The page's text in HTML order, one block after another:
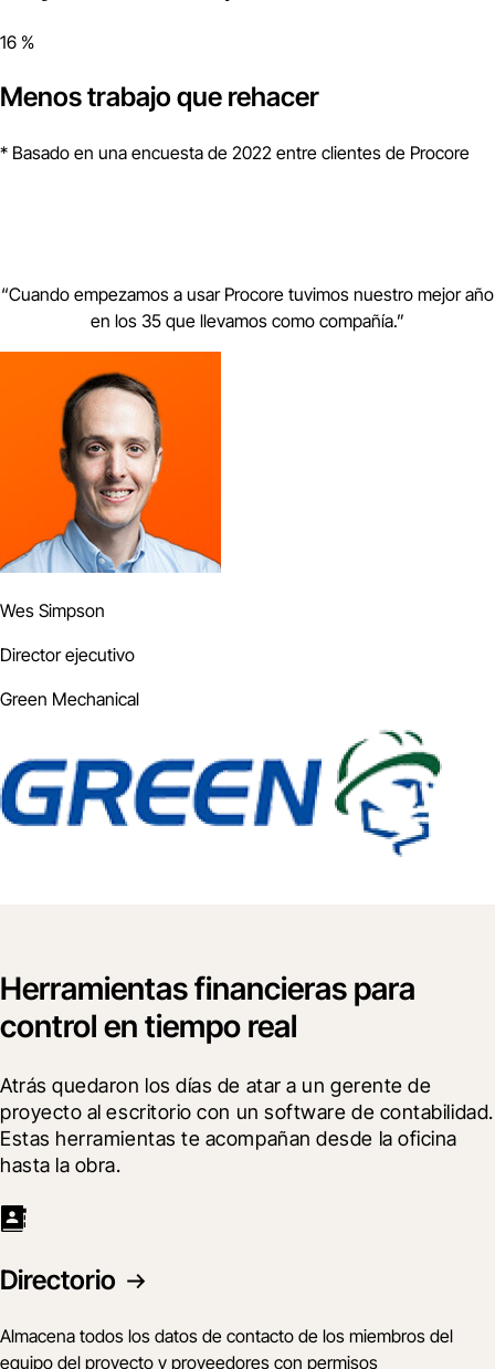
16 %
Menos trabajo que rehacer
* Basado en una encuesta de 2022 entre clientes de Procore
“Cuando empezamos a usar Procore tuvimos nuestro mejor año
en los 35 que llevamos como compañía.”
Wes Simpson
Director ejecutivo
Green Mechanical
Herramientas financieras para
control en tiempo real
Atrás quedaron los días de atar a un gerente de
proyecto al escritorio con un software de contabilidad.
Estas herramientas te acompañan desde la oficina
hasta la obra.
Directorio
Almacena todos los datos de contacto de los miembros del
equipo del proyecto y proveedores con permisos